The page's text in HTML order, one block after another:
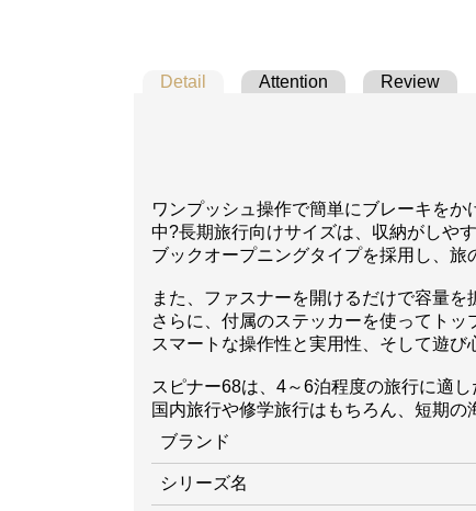
Detail Attention Review
ワンプッシュ操作で簡単にブレーキを
中?長期旅行向けサイズは、収納がしや
ブックオープニングタイプを採用し、旅
また、ファスナーを開けるだけで容量
さらに、付属のステッカーを使ってト
スマートな操作性と実用性、そして遊び
スピナー68は、4～6泊程度の旅行に適し
国内旅行や修学旅行はもちろん、短期の
ブランド
シリーズ名